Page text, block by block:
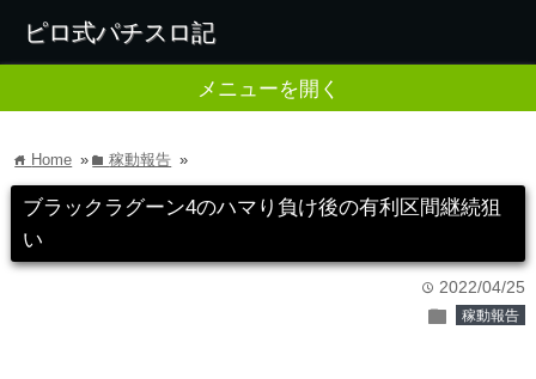
ピロ式パチスロ記
メニューを開く
home Home » folder稼動報告 »
ブラックラグーン4のハマり負け後の有利区間継続狙
い
time 2022/04/25
folder 稼動報告